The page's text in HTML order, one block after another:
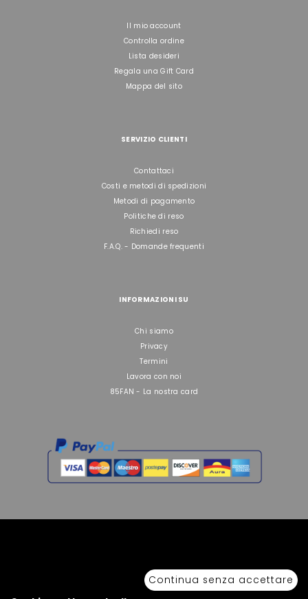
Il mio account
Controlla ordine
Lista desideri
Regala una Gift Card
Mappa del sito
SERVIZIO CLIENTI
Contattaci
Costi e metodi di spedizioni
Metodi di pagamento
Politiche di reso
Richiedi reso
F.A.Q. - Domande frequenti
INFORMAZIONI SU
Chi siamo
Privacy
Termini
Lavora con noi
85FAN - La nostra card
anche parziale.
Via Piave Km 68,600 • 04100 Latina, Italia | P.IVA 01222400598 • N° REA LT -
77855
Continua senza accettare